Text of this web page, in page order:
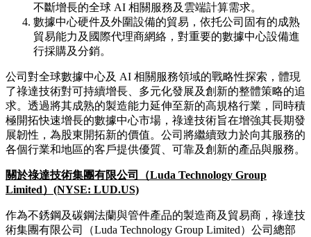
不斷增長的全球 AI 相關服務及雲端計算需求。
數據中心硬件及外圍設備的貿易，依托公司固有的成熟
貿易能力及國際代理商網絡，對重要的數據中心設備進
行採購及分銷。
公司對全球數據中心及 AI 相關服務領域的戰略性探索，體現
了祿達技術對可持續增長、多元化發展及創新的整體策略的追
求。透過將其成熟的製造能力延伸至新的高規格行業，同時積
極開拓快速增長的數據中心市場，祿達技術旨在增強其長期發
展韌性，為股東開拓新的價值。公司將繼續致力於向其服務的
各個行業和地區的客戶提供優質、可靠及創新的產品與服務。
關於祿達技術集團有限公司（Luda Technology Group
Limited） (NYSE: LUD.US)
作為不銹鋼及碳鋼法蘭與管件產品的製造商及貿易商，祿達技
術集團有限公司（Luda Technology Group Limited）公司總部